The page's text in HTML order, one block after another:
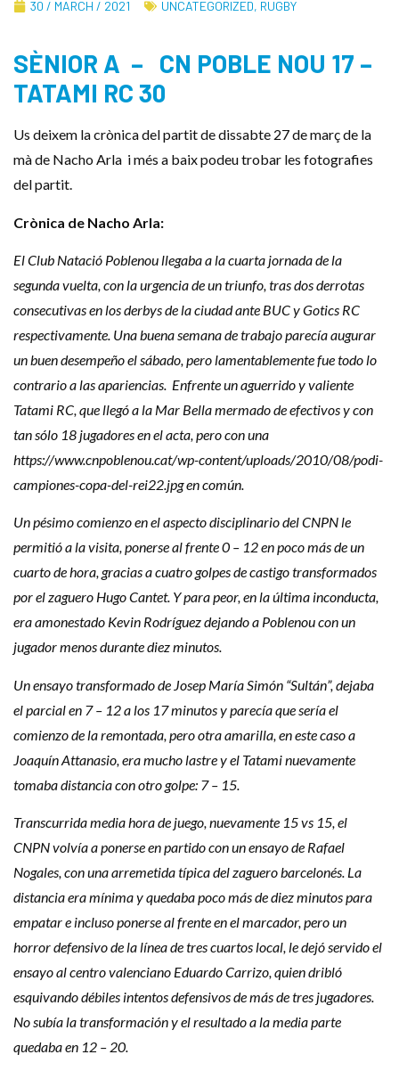
30 / MARCH / 2021 UNCATEGORIZED, RUGBY
SÈNIOR A – CN POBLE NOU 17 –
TATAMI RC 30
Us deixem la crònica del partit de dissabte 27 de març de la
mà de Nacho Arla i més a baix podeu trobar les fotografies
del partit.
Crònica de Nacho Arla:
El Club Natació Poblenou llegaba a la cuarta jornada de la
segunda vuelta, con la urgencia de un triunfo, tras dos derrotas
consecutivas en los derbys de la ciudad ante BUC y Gotics RC
respectivamente. Una buena semana de trabajo parecía augurar
un buen desempeño el sábado, pero lamentablemente fue todo lo
contrario a las apariencias. Enfrente un aguerrido y valiente
Tatami RC, que llegó a la Mar Bella mermado de efectivos y con
tan sólo 18 jugadores en el acta, pero con una
https://www.cnpoblenou.cat/wp-content/uploads/2010/08/podi-
campiones-copa-del-rei22.jpg en común.
Un pésimo comienzo en el aspecto disciplinario del CNPN le
permitió a la visita, ponerse al frente 0 – 12 en poco más de un
cuarto de hora, gracias a cuatro golpes de castigo transformados
por el zaguero Hugo Cantet. Y para peor, en la última inconducta,
era amonestado Kevin Rodríguez dejando a Poblenou con un
jugador menos durante diez minutos.
Un ensayo transformado de Josep María Simón “Sultán”, dejaba
el parcial en 7 – 12 a los 17 minutos y parecía que sería el
comienzo de la remontada, pero otra amarilla, en este caso a
Joaquín Attanasio, era mucho lastre y el Tatami nuevamente
tomaba distancia con otro golpe: 7 – 15.
Transcurrida media hora de juego, nuevamente 15 vs 15, el
CNPN volvía a ponerse en partido con un ensayo de Rafael
Nogales, con una arremetida típica del zaguero barcelonés. La
distancia era mínima y quedaba poco más de diez minutos para
empatar e incluso ponerse al frente en el marcador, pero un
horror defensivo de la línea de tres cuartos local, le dejó servido el
ensayo al centro valenciano Eduardo Carrizo, quien dribló
esquivando débiles intentos defensivos de más de tres jugadores.
No subía la transformación y el resultado a la media parte
quedaba en 12 – 20.